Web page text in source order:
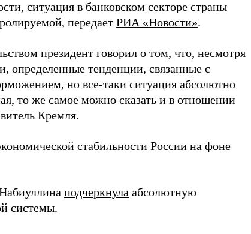
ситуация в банковском секторе страны
передает РИА «Новости».
президент говорил о том, что, несмотря
определенные тенденции, связанные с
но все-таки ситуация абсолютно
то же самое можно сказать и в отношении
Кремля.
стабильности России на фоне
подчеркнула абсолютную
системы.